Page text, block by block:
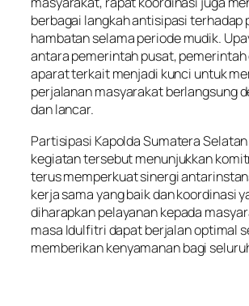
berbagai langkah antisipasi terhadap
hambatan selama periode mudik.
antara pemerintah pusat, pemerintah
aparat terkait menjadi kunci untuk
perjalanan masyarakat berlangsung
dan lancar.
Partisipasi Kapolda Sumatera
kegiatan tersebut menunjukkan
terus memperkuat sinergi
kerja sama yang baik dan koordinasi
diharapkan pelayanan kepada
masa Idulfitri dapat berjalan optimal
memberikan kenyamanan bagi